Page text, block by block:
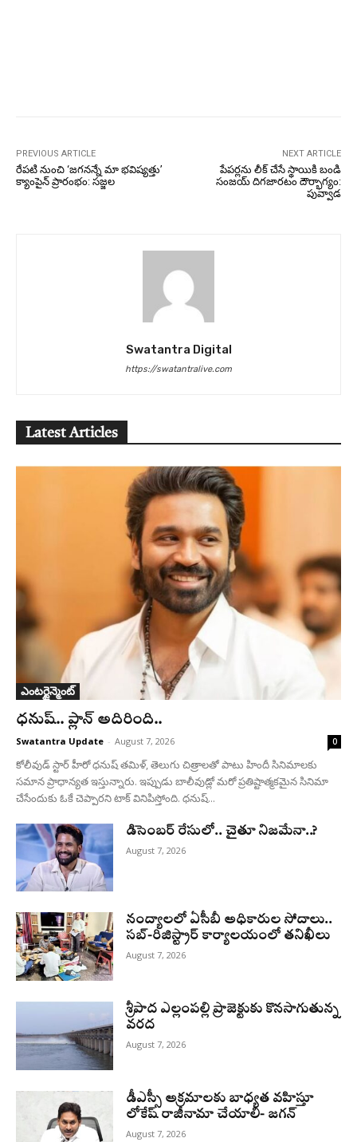
PREVIOUS ARTICLE
రేపటి నుంచి ‘జగనన్నే మా భవిష్యత్తు’
క్యాంపైన్ ప్రారంభం: సజ్జల
NEXT ARTICLE
పేపర్లను లీక్ చేసే స్థాయికి బండి
సంజయ్ దిగజారటం దౌర్భాగ్యం:
పువ్వాడ
Swatantra Digital
https://swatantralive.com
Latest Articles
ఎంటర్టైన్మెంట్
ధనుష్‌.. ప్లాన్ అదిరింది..
Swatantra Update - August 7, 2026 0
కోలీవుడ్ స్టార్ హీరో ధనుష్ తమిళ్, తెలుగు చిత్రాలతో పాటు హిందీ సినిమాలకు
సమాన ప్రాధాన్యత ఇస్తున్నారు. ఇప్పుడు బాలీవుడ్లో మరో ప్రతిష్టాత్మకమైన సినిమా
చేసేందుకు ఓకే చెప్పారని టాక్ వినిపిస్తోంది. ధనుష్...
డిసెంబర్ రేసులో.. చైతూ నిజమేనా..?
August 7, 2026
నంద్యాలలో ఏసీబీ అధికారుల సోదాలు..
సబ్-రిజిస్ట్రార్ కార్యాలయంలో తనిఖీలు
August 7, 2026
శ్రీపాద ఎల్లంపల్లి ప్రాజెక్టుకు కొనసాగుతున్న
వరద
August 7, 2026
డీఎస్సీ అక్రమాలకు బాధ్యత వహిస్తూ
లోకేష్‌ రాజీనామా చేయాలి- జగన్
August 7, 2026